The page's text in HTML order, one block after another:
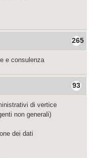
265
e consulenza
93
di vertice
non generali)
dei dati